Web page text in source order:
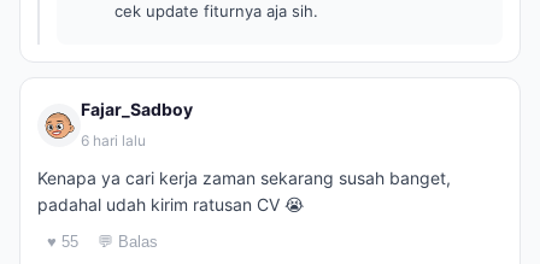
cek update fiturnya aja sih.
Fajar_Sadboy
6 hari lalu
Kenapa ya cari kerja zaman sekarang susah banget,
padahal udah kirim ratusan CV 😭
♥ 55 💬 Balas